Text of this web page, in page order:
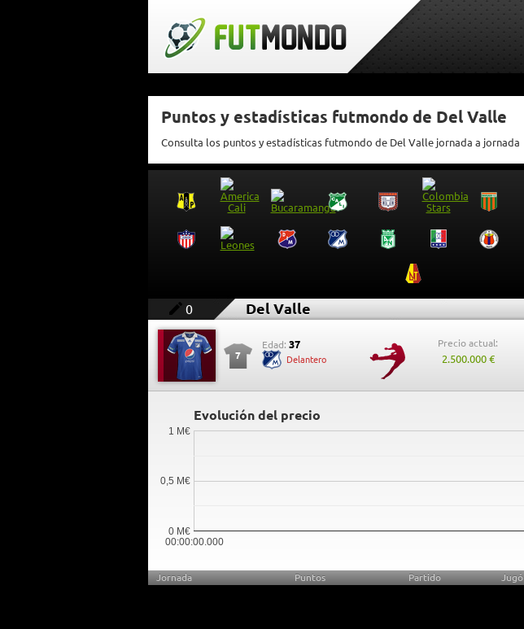
Puntos y estadísticas futmondo de Del Valle
Consulta los puntos y estadísticas futmondo de Del Valle jornada a jornada
0 Del Valle
7
Edad: 37
Delantero
Precio actual:
2.500.000 €
Evolución del precio
00:00:00.000
0 M€
0,5 M€
1 M€
Jornada Puntos Partido Jugó